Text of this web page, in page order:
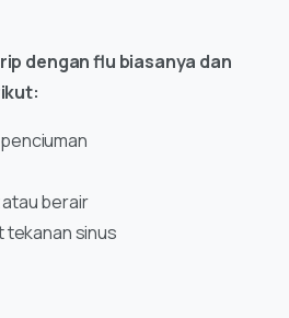
dengan flu biasanya dan
berair
tekanan sinus